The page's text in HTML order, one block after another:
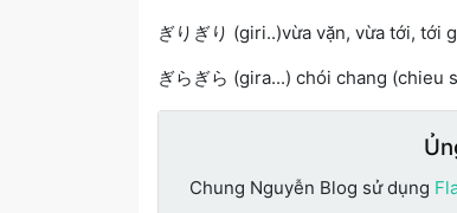
ぎりぎり (giri..)vừa vặn, vừa tới, tới
ぎらぎら (gira...) chói chang (chieu
Chung Nguyễn Blog sử dụng